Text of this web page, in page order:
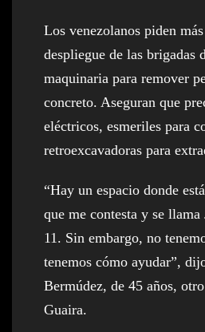
Los venezolanos piden
despliegue de las brigadas
maquinaria para remover
concreto. Aseguran que
eléctricos, esmeriles para
retroexcavadoras para
“Hay un espacio donde
que me contesta y se
11. Sin embargo, no
tenemos cómo ayudar”,
Bermúdez, de 45 años,
Guaira.